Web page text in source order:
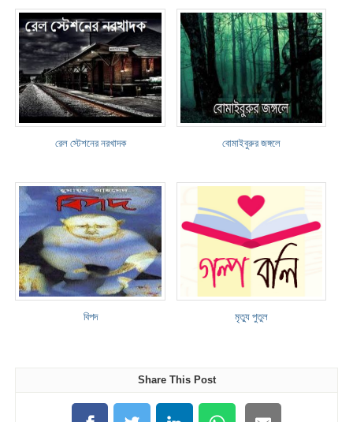
রেল স্টেশনের নরখাদক বোমাইবুরুর জঙ্গলে
বিপদ মৃত্যু পুতুল
Share This Post